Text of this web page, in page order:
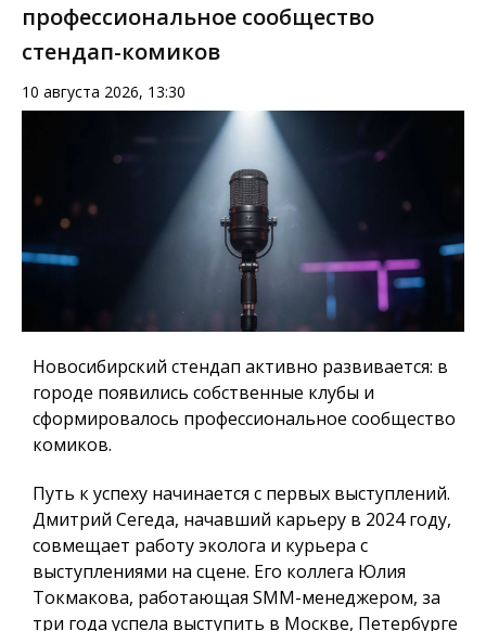
профессиональное сообщество
стендап-комиков
10 августа 2026, 13:30
Новосибирский стендап активно развивается: в
городе появились собственные клубы и
сформировалось профессиональное сообщество
комиков.
Путь к успеху начинается с первых выступлений.
Дмитрий Сегеда, начавший карьеру в 2024 году,
совмещает работу эколога и курьера с
выступлениями на сцене. Его коллега Юлия
Токмакова, работающая SMM-менеджером, за
три года успела выступить в Москве, Петербурге